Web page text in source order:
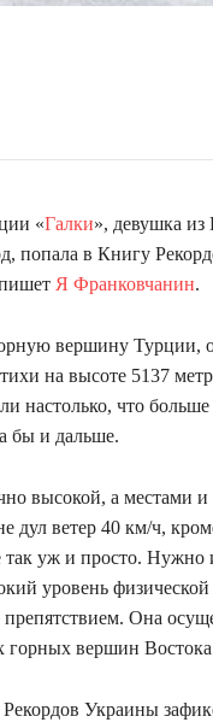
«Галки», девушка
попала в Книгу
Я Франковчанин.
вершину Турции,
на высоте 5137
настолько, что
бы и дальше.
высокой, а местами
дул ветер 40 км/ч,
уж и просто. Нужно
уровень
Она
горных вершин
Украины